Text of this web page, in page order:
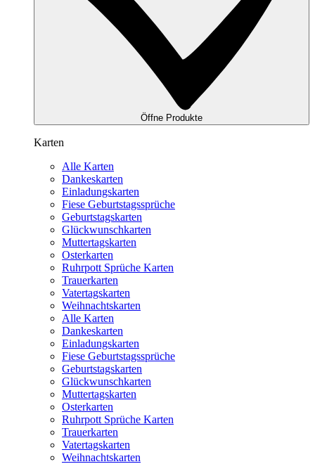
Öffne Produkte
Karten
Alle Karten
Dankeskarten
Einladungskarten
Fiese Geburtstagssprüche
Geburtstagskarten
Glückwunschkarten
Muttertagskarten
Osterkarten
Ruhrpott Sprüche Karten
Trauerkarten
Vatertagskarten
Weihnachtskarten
Alle Karten
Dankeskarten
Einladungskarten
Fiese Geburtstagssprüche
Geburtstagskarten
Glückwunschkarten
Muttertagskarten
Osterkarten
Ruhrpott Sprüche Karten
Trauerkarten
Vatertagskarten
Weihnachtskarten